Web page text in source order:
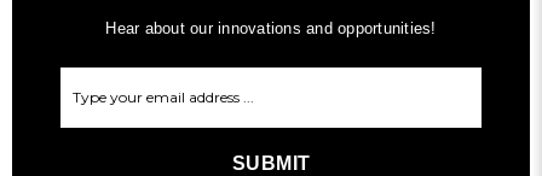
Hear about our innovations and opportunities!
SUBMIT